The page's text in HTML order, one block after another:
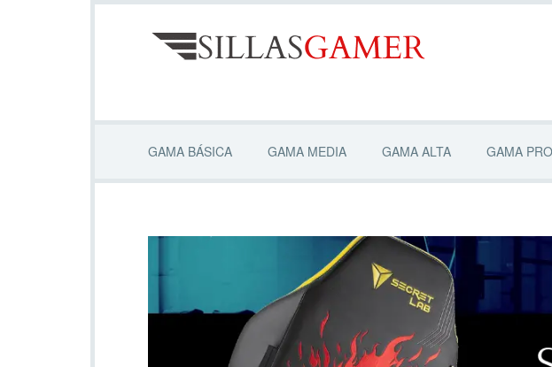
GAMA BÁSICA GAMA MEDIA GAMA ALTA GAMA